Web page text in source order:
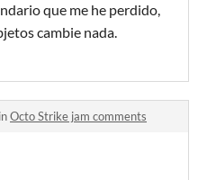
que me he perdido,
cambie nada.
Octo Strike jam comments